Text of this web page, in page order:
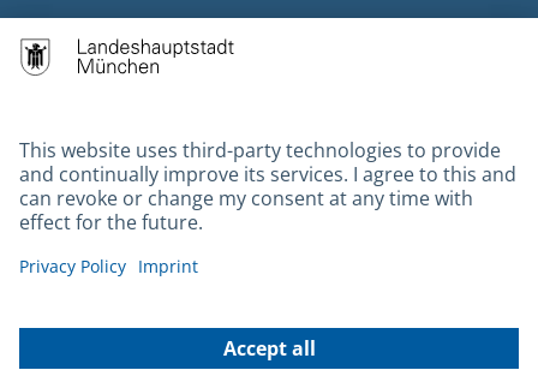
Contact
Gebärdensprache
Datenschutz
Kontakt
© 2026 Portal München Betriebs GmbH & Co. KG - Ein Service der